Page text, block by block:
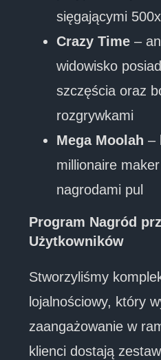
sięgającymi 500x
Crazy Time –
widowisko
szczęścia oraz
rozgrywkami
Mega Moolah –
millionaire
nagrodami pul
Program Nagród
Użytkowników
Stworzyliśmy
lojalnościowy, który
zaangażowanie w
klienci dostają